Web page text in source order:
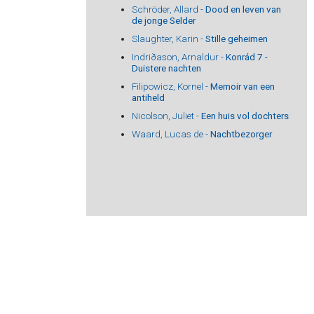
Schröder, Allard -Dood en leven van
de jonge Selder
Slaughter, Karin -Stille geheimen
Indriðason, Arnaldur -Konrád 7 -
Duistere nachten
Filipowicz, Kornel -Memoir van een
antiheld
Nicolson, Juliet -Een huis vol dochters
Waard, Lucas de -Nachtbezorger